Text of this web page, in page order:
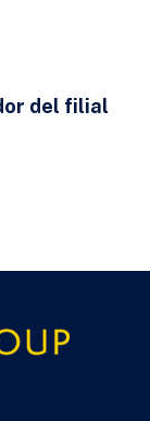
del filial